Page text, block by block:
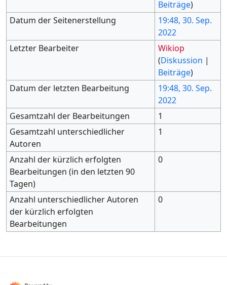
Beiträge)
Datum der Seitenerstellung
19:48, 30. Sep.
2022
Letzter Bearbeiter
Wikiop
(Diskussion |
Beiträge)
Datum der letzten Bearbeitung
19:48, 30. Sep.
2022
Gesamtzahl der Bearbeitungen
1
Gesamtzahl unterschiedlicher
Autoren
1
Anzahl der kürzlich erfolgten
Bearbeitungen (in den letzten 90
Tagen)
0
Anzahl unterschiedlicher Autoren
der kürzlich erfolgten
Bearbeitungen
0